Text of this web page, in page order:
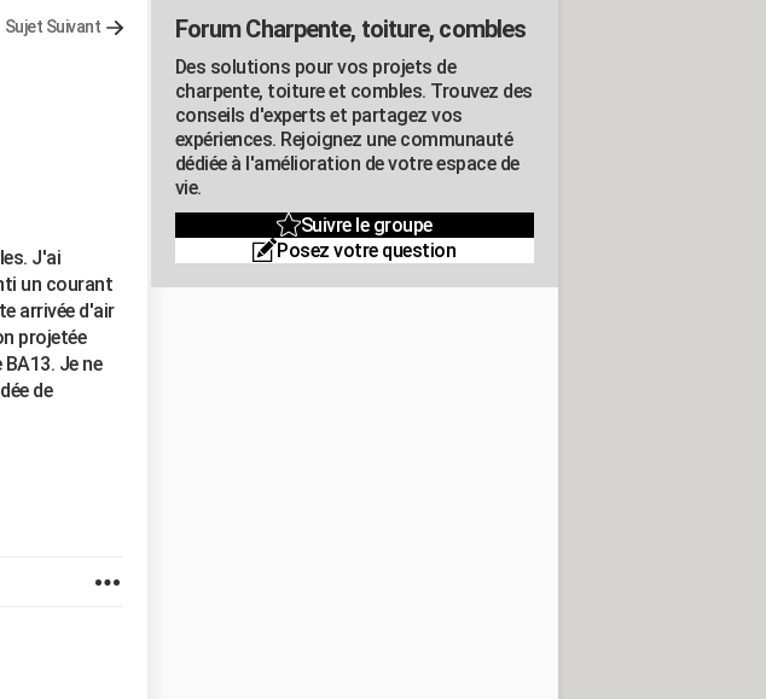
Sujet Suivant
J'ai
un courant
arrivée d'air
projetée
Je ne
de
Forum Charpente, toiture, combles
Des solutions pour vos projets de
charpente, toiture et combles. Trouvez des
conseils d'experts et partagez vos
expériences. Rejoignez une communauté
dédiée à l'amélioration de votre espace de
vie.
Suivre le groupe
Posez votre question